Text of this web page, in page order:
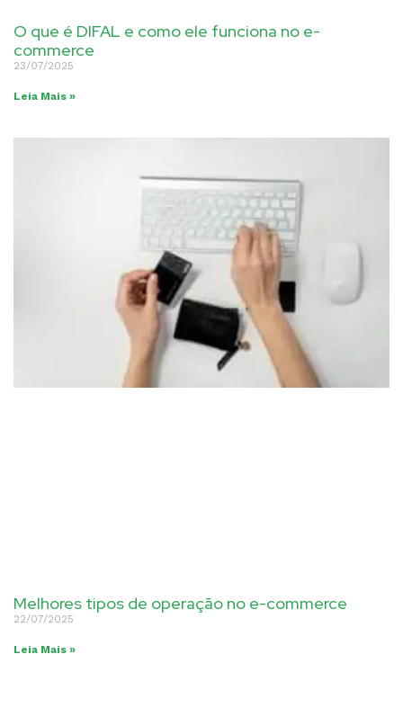
O que é DIFAL e como ele funciona no e-
commerce
23/07/2025
Leia Mais »
Melhores tipos de operação no e-commerce
22/07/2025
Leia Mais »